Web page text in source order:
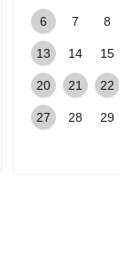
6 7 8
13 14 15
20 21 22
27 28 29